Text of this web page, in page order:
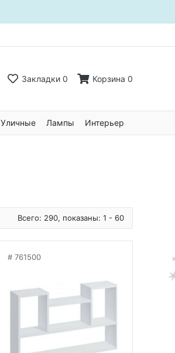
Закладки 0 Корзина 0
Уличные Лампы Интерьер
Всего: 290, показаны: 1 - 60
761500